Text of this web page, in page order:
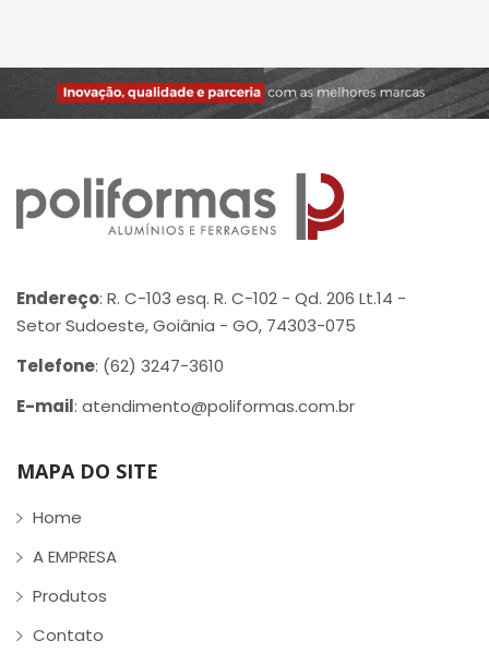
Endereço: R. C-103 esq. R. C-102 - Qd. 206 Lt.14 -
Setor Sudoeste, Goiânia - GO, 74303-075
Telefone: (62) 3247-3610
E-mail: atendimento@poliformas.com.br
MAPA DO SITE
Home
A EMPRESA
Produtos
Contato